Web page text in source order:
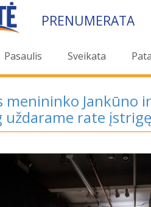
PRENUMERATA
Pasaulis Sveikata
menininko Jankūno
uždarame rate